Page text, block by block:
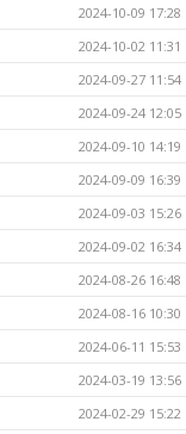
2024-10-09 17:28
2024-10-02 11:31
2024-09-27 11:54
2024-09-24 12:05
2024-09-10 14:19
2024-09-09 16:39
2024-09-03 15:26
2024-09-02 16:34
2024-08-26 16:48
2024-08-16 10:30
2024-06-11 15:53
2024-03-19 13:56
2024-02-29 15:22